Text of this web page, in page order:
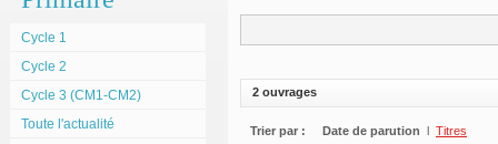
Cycle 1
Cycle 2
Cycle 3 (CM1-CM2)
Toute l'actualité
2 ouvrages
Trier par : Date de parution l Titres